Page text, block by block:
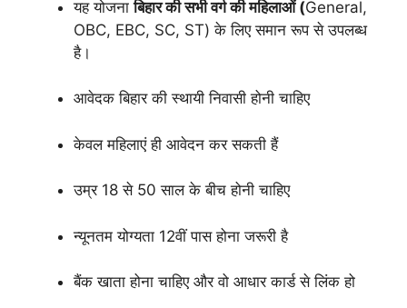
यह योजनाबिहार की सभी वर्ग की महिलाओं (General,
OBC, EBC, SC, ST) के लिए समान रूप से उपलब्ध
है।
आवेदक बिहार की स्थायी निवासी होनी चाहिए
केवल महिलाएं ही आवेदन कर सकती हैं
उम्र 18 से 50 साल के बीच होनी चाहिए
न्यूनतम योग्यता 12वीं पास होना जरूरी है
बैंक खाता होना चाहिए और वो आधार कार्ड से लिंक हो